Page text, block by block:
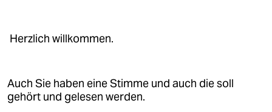
Herzlich willkommen.
Auch Sie haben eine Stimme und auch die soll
gehört und gelesen werden.